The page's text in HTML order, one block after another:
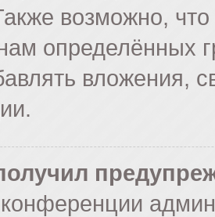
возможно,
определённых
вложения,